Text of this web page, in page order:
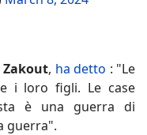
Zakout, ha detto : "Le
i loro figli. Le case
è una guerra di
guerra".